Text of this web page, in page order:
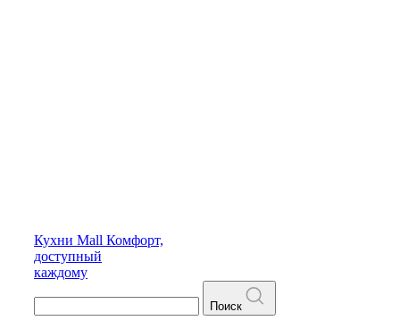
Кухни Mall Комфорт,
доступный
каждому
Поиск